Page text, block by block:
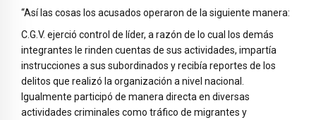
“Así las cosas los acusados operaron de la siguiente manera:
C.G.V. ejerció control de líder, a razón de lo cual los demás
integrantes le rinden cuentas de sus actividades, impartía
instrucciones a sus subordinados y recibía reportes de los
delitos que realizó la organización a nivel nacional.
Igualmente participó de manera directa en diversas
actividades criminales como tráfico de migrantes y